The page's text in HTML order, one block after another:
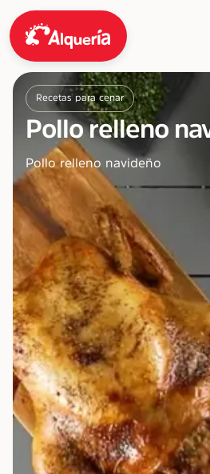
Recetas para cenar
Pollo relleno
Pollo relleno navideño